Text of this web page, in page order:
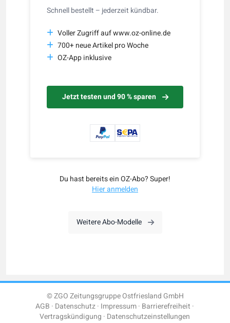
Schnell bestellt – jederzeit kündbar.
Voller Zugriff auf www.oz-online.de
700+ neue Artikel pro Woche
OZ-App inklusive
Jetzt testen und 90 % sparen
Du hast bereits ein OZ-Abo? Super!
Hier anmelden
Weitere Abo-Modelle
© ZGO Zeitungsgruppe Ostfriesland GmbH
AGB Datenschutz Impressum Barrierefreiheit
Vertragskündigung Datenschutzeinstellungen